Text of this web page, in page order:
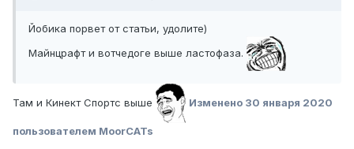
Йобика порвет от статьи, удолите)
Майнцрафт и вотчедоге выше ластофаза.
Там и Кинект Спортс выше Изменено 30 января 2020
пользователем MoorCATs